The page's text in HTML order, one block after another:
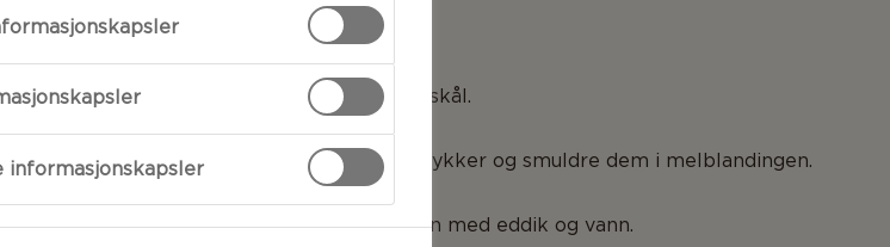
Bland mel og salt i en skål.
Skjar osten i mindre stykker og smuldre dem i melblandingen.
Elt deigen lett sammen med eddik og vann.
informasjonskapsler